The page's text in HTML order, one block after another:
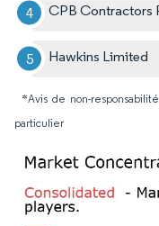
CPB Contractors
Hawkins Limited
*Avis de non-
particulier